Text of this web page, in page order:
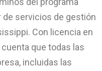
de servicios de gestión
Con licencia en
que todas las
incluidas las